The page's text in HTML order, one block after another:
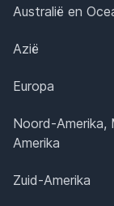
Australië en
Azië
Europa
Noord-Amerika,
Amerika
Zuid-Amerika